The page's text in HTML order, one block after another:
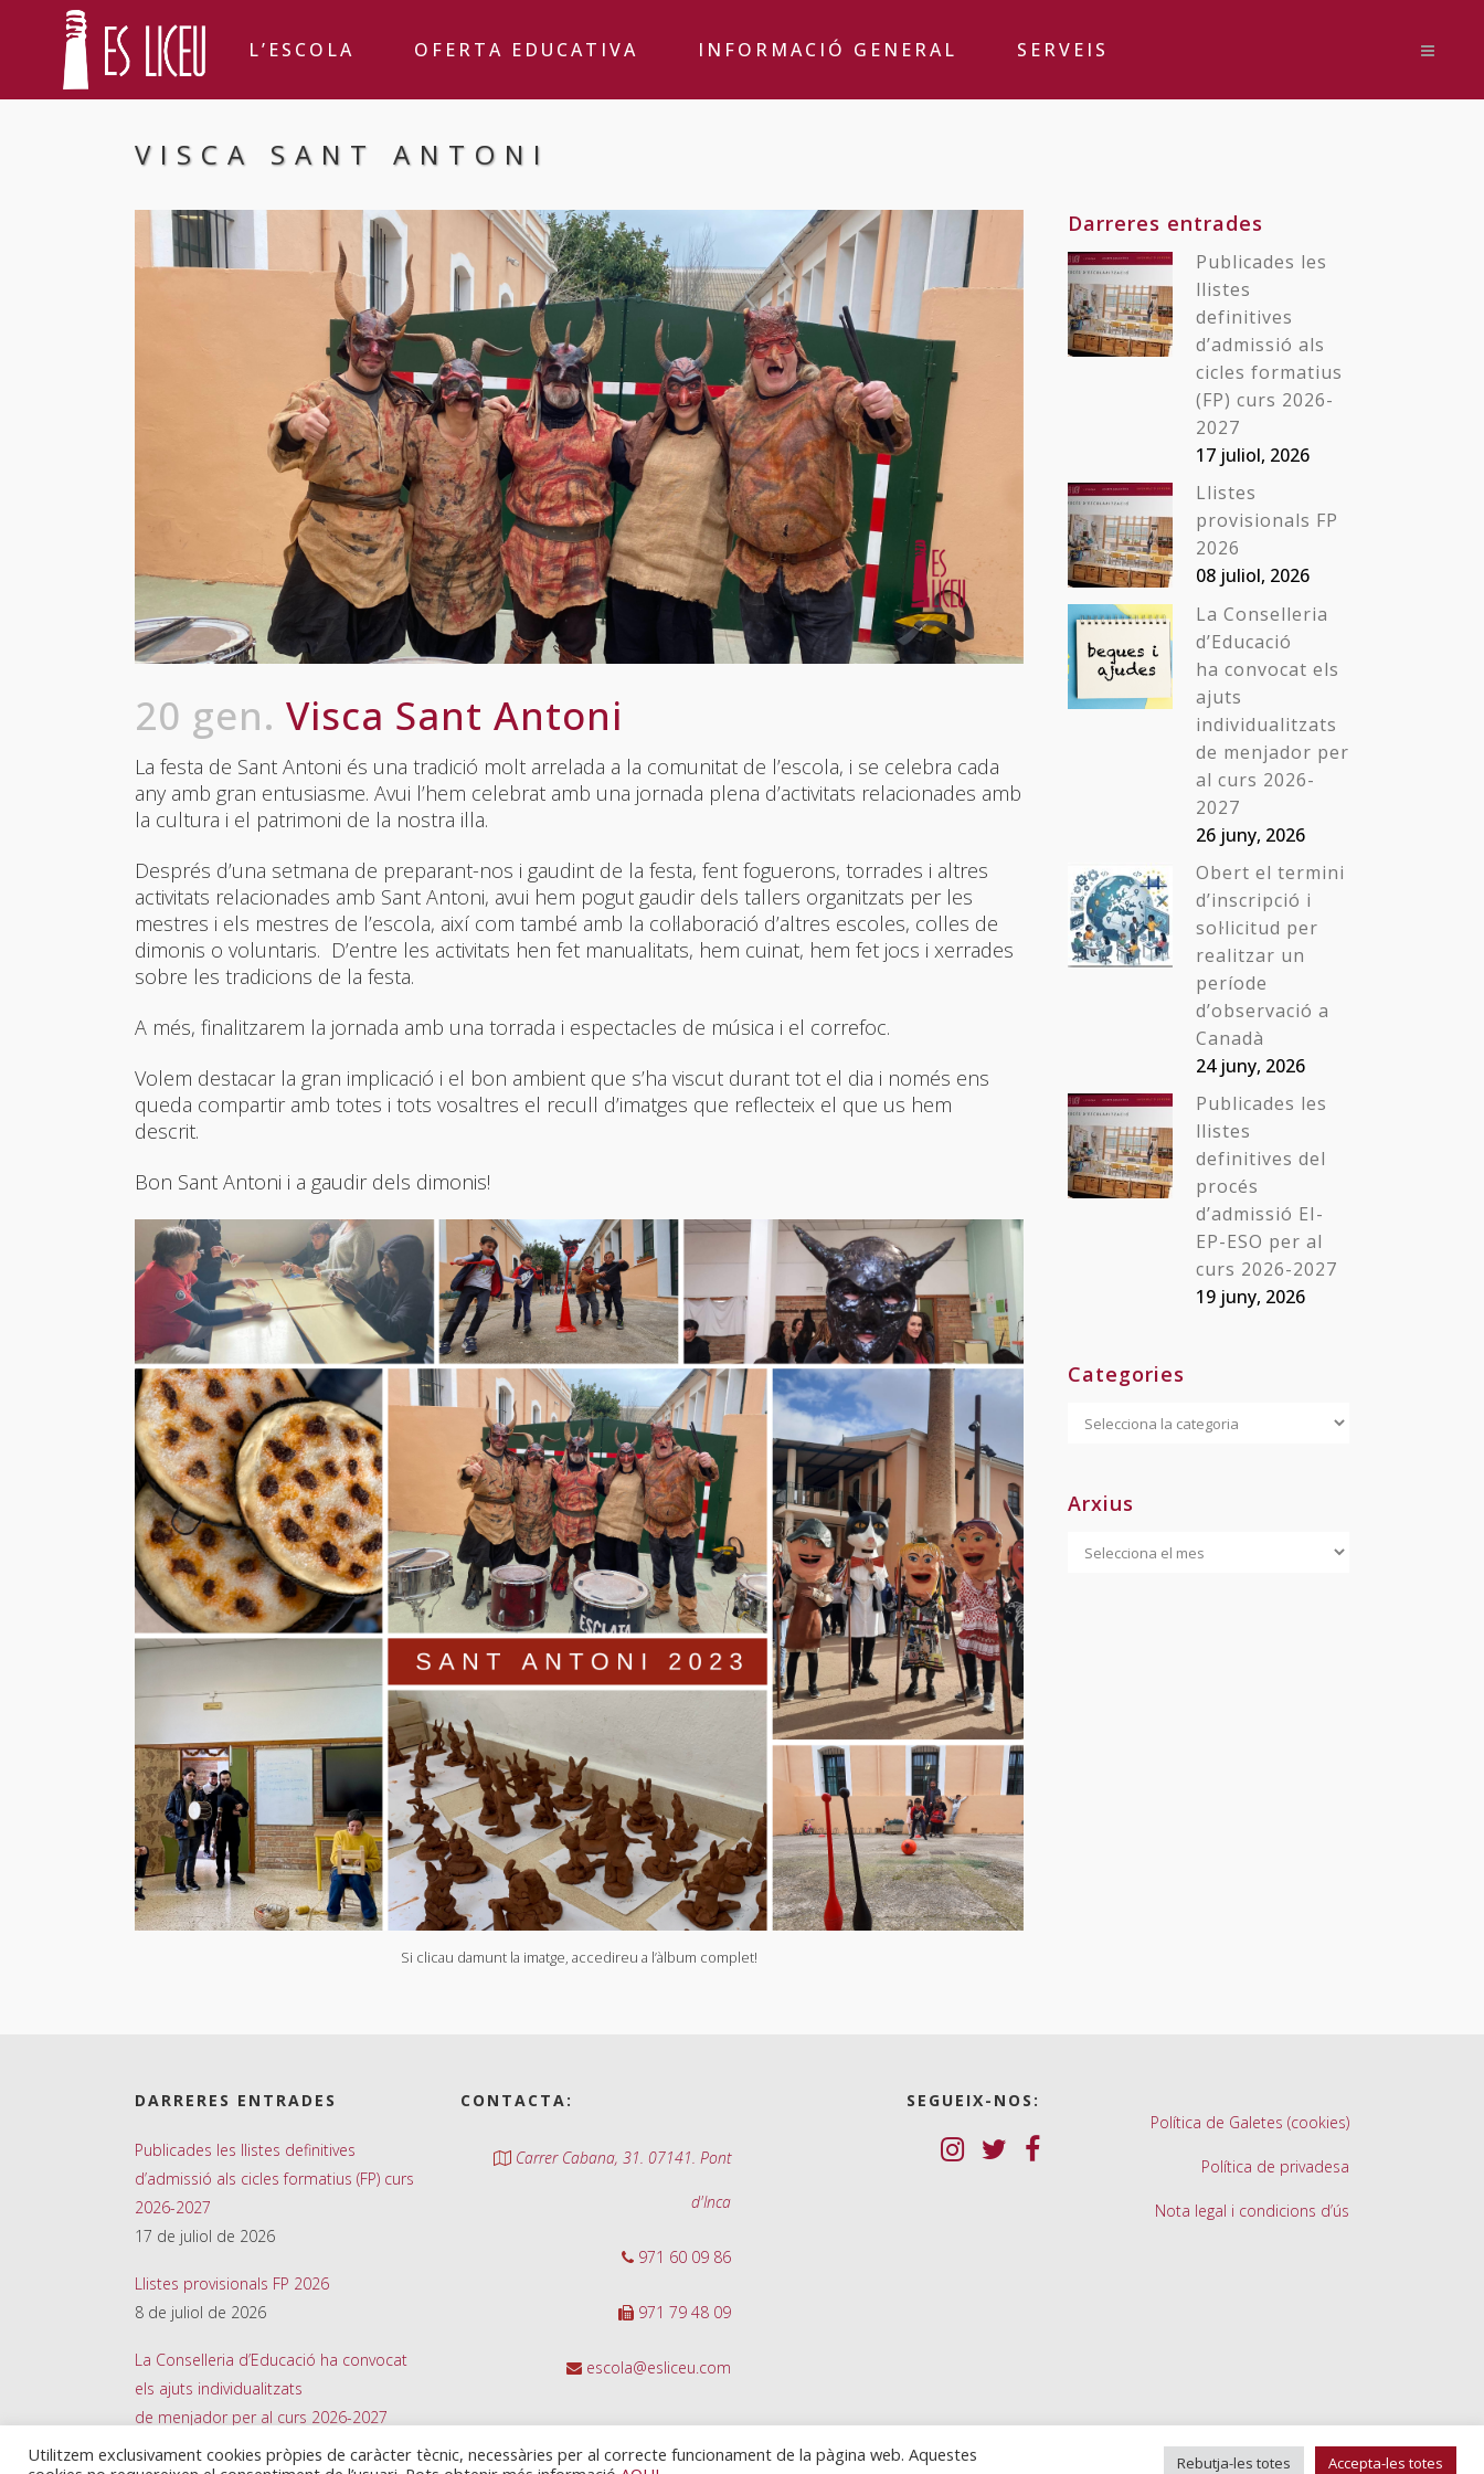
L’ESCOLA OFERTA EDUCATIVA INFORMACIÓ GENERAL SERVEIS
VISCA SANT ANTONI
20 gen. Visca Sant Antoni
La festa de Sant Antoni és una tradició molt arrelada a la comunitat de l’escola, i se celebra cada
any amb gran entusiasme. Avui l’hem celebrat amb una jornada plena d’activitats relacionades amb
la cultura i el patrimoni de la nostra illa.
Després d’una setmana de preparant-nos i gaudint de la festa, fent foguerons, torrades i altres
activitats relacionades amb Sant Antoni, avui hem pogut gaudir dels tallers organitzats per les
mestres i els mestres de l’escola, així com també amb la col·laboració d’altres escoles, colles de
dimonis o voluntaris. D’entre les activitats hen fet manualitats, hem cuinat, hem fet jocs i xerrades
sobre les tradicions de la festa.
A més, finalitzarem la jornada amb una torrada i espectacles de música i el correfoc.
Volem destacar la gran implicació i el bon ambient que s’ha viscut durant tot el dia i només ens
queda compartir amb totes i tots vosaltres el recull d’imatges que reflecteix el que us hem
descrit.
Bon Sant Antoni i a gaudir dels dimonis!
Si clicau damunt la imatge, accedireu a l’àlbum complet!
Darreres entrades
Publicades les
llistes
definitives
d’admissió als
cicles formatius
(FP) curs 2026-
2027
17 juliol, 2026
Llistes
provisionals FP
2026
08 juliol, 2026
La Conselleria
d’Educació
ha convocat els
ajuts
individualitzats
de menjador per
al curs 2026-
2027
26 juny, 2026
Obert el termini
d’inscripció i
sol·licitud per
realitzar un
període
d’observació a
Canadà
24 juny, 2026
Publicades les
llistes
definitives del
procés
d’admissió EI-
EP-ESO per al
curs 2026-2027
19 juny, 2026
Categories
Categories
Arxius
Arxius
DARRERES ENTRADES
Publicades les llistes definitives
d’admissió als cicles formatius (FP) curs
2026-2027
17 de juliol de 2026
Llistes provisionals FP 2026
8 de juliol de 2026
La Conselleria d’Educació ha convocat
els ajuts individualitzats
de menjador per al curs 2026-2027
26 de juny de 2026
CONTACTA:
Carrer Cabana, 31. 07141. Pont
d'Inca
971 60 09 86
971 79 48 09
escola@esliceu.com
SEGUEIX-NOS:
Política de Galetes (cookies)
Política de privadesa
Nota legal i condicions d’ús
Utilitzem exclusivament cookies pròpies de caràcter tècnic, necessàries per al correcte funcionament de la pàgina web. Aquestes
Rebutja-les totes Accepta-les totes